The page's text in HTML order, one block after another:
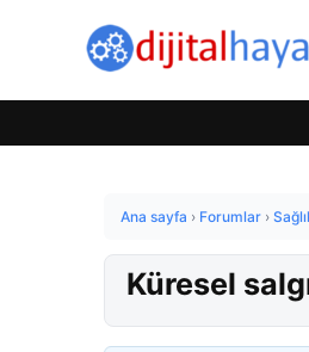
Ana sayfa › Forumlar ›
Küresel